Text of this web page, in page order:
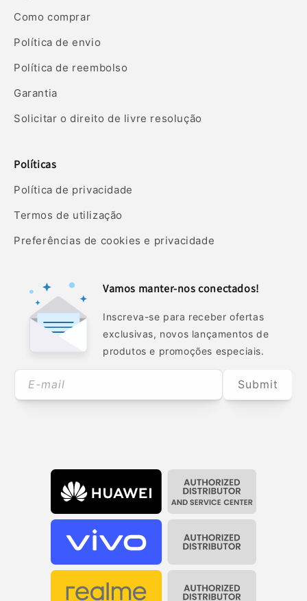
Como comprar
Política de envio
Política de reembolso
Garantia
Solicitar o direito de livre resolução
Políticas
Política de privacidade
Termos de utilização
Preferências de cookies e privacidade
Vamos manter-nos conectados!
Inscreva-se para receber ofertas
exclusivas, novos lançamentos de
produtos e promoções especiais.
E-mail Submit